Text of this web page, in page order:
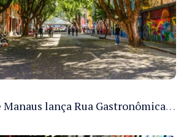
Prefeitura de Manaus lança Rua Gastronômica preservando as 17 árvores da Ferreira Pena no Centro